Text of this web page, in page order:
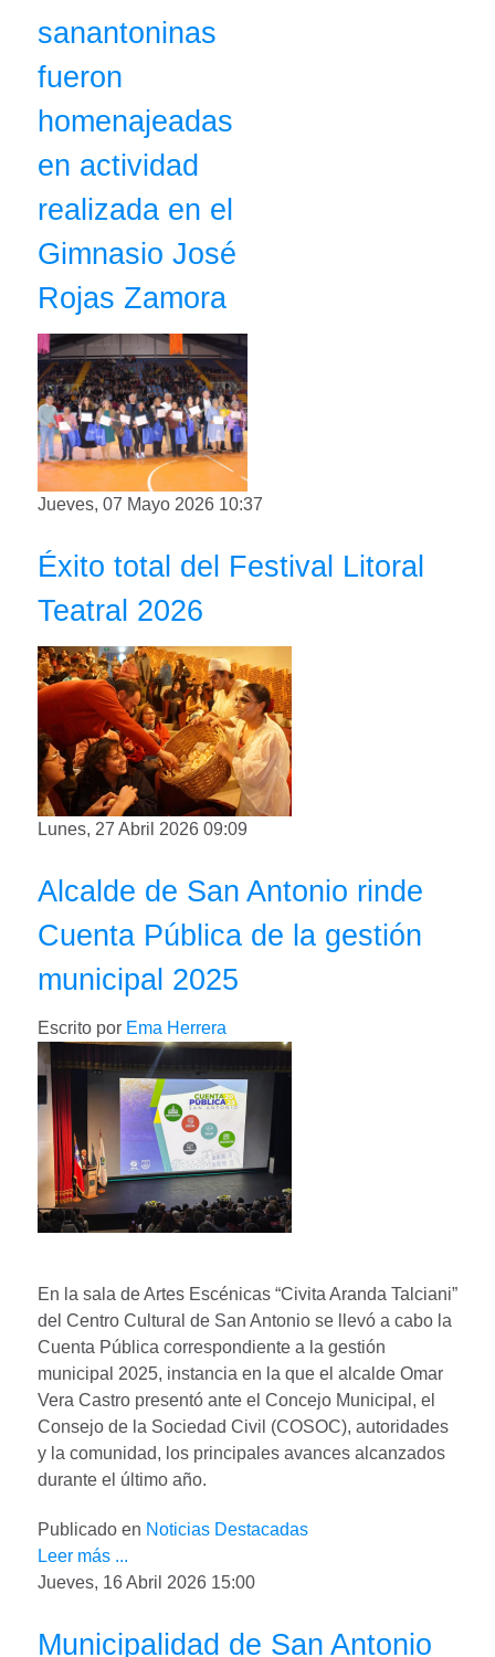
sanantoninas
fueron
homenajeadas
en actividad
realizada en el
Gimnasio José
Rojas Zamora
Jueves, 07 Mayo 2026 10:37
Éxito total del Festival Litoral
Teatral 2026
Lunes, 27 Abril 2026 09:09
Alcalde de San Antonio rinde
Cuenta Pública de la gestión
municipal 2025
Escrito por Ema Herrera
En la sala de Artes Escénicas “Civita Aranda Talciani”
del Centro Cultural de San Antonio se llevó a cabo la
Cuenta Pública correspondiente a la gestión
municipal 2025, instancia en la que el alcalde Omar
Vera Castro presentó ante el Concejo Municipal, el
Consejo de la Sociedad Civil (COSOC), autoridades
y la comunidad, los principales avances alcanzados
durante el último año.
Publicado en Noticias Destacadas
Leer más ...
Jueves, 16 Abril 2026 15:00
Municipalidad de San Antonio